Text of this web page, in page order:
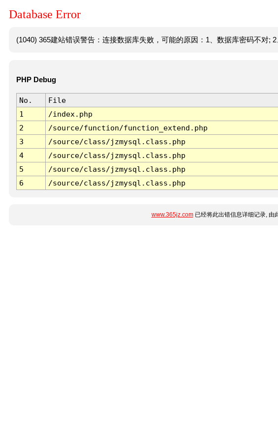
Database Error
(1040) 365建站错误警告：连接数据库失败，可能的原因：1、数据库密码不对; 2
PHP Debug
No. File
1
/index.php
2
/source/function/function_extend.php
3
/source/class/jzmysql.class.php
4
/source/class/jzmysql.class.php
5
/source/class/jzmysql.class.php
6
/source/class/jzmysql.class.php
www.365jz.com已经将此出错信息详细记录, 由